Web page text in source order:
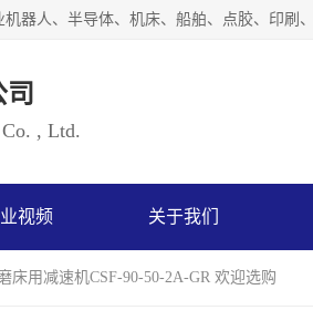
, Ltd.
视频 关于我们
床用减速机CSF-90-50-2A-GR 欢迎选购